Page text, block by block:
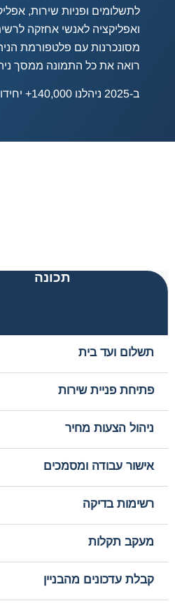
לתשלומים ופניות שירות,
ואפליקציה לאנשי אחזקה
מסונכרנות עם פלטפורמת
רואה את כל התמונה ממסך
ב-2025 ניהלנו 140,000+ יחידות דיור בישראל דרך הפלטפורמה.
תכונה
תשלום ועד בית
פתיחת פניית שירות
ניהול הצעות מחיר
אישור עבודה ומסמכים
רשימות בדיקה
מעקב תקלות
קבלת עדכונים מהבניין